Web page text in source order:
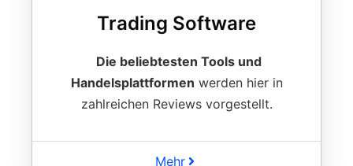
Trading Software
Die beliebtesten Tools und
Handelsplattformen werden hier in
zahlreichen Reviews vorgestellt.
Mehr